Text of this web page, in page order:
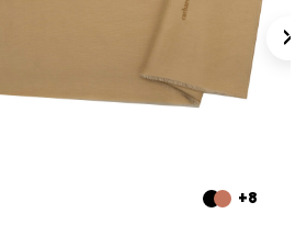
+8